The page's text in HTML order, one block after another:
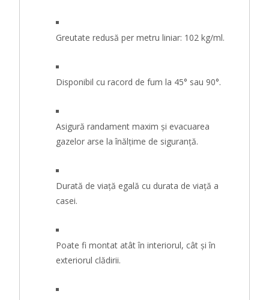
Greutate redusă per metru liniar: 102 kg/ml.
Disponibil cu racord de fum la 45° sau 90°.
Asigură randament maxim și evacuarea
gazelor arse la înălțime de siguranță.
Durată de viață egală cu durata de viață a
casei.
Poate fi montat atât în interiorul, cât și în
exteriorul clădirii.